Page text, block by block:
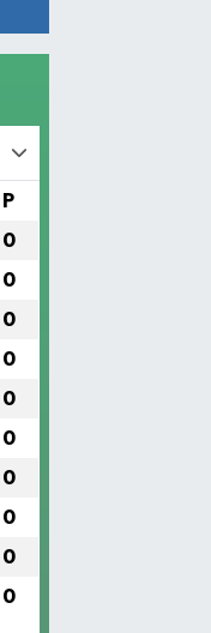
P
0
0
0
0
0
0
0
0
0
0